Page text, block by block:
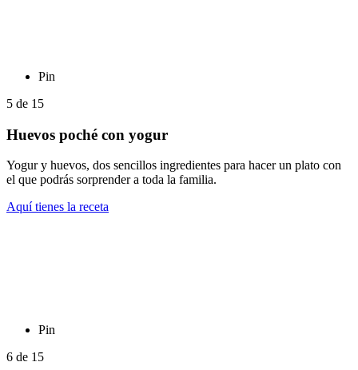
Pin
5 de 15
Huevos poché con yogur
Yogur y huevos, dos sencillos ingredientes para hacer un plato con
el que podrás sorprender a toda la familia.
Aquí tienes la receta
Pin
6 de 15